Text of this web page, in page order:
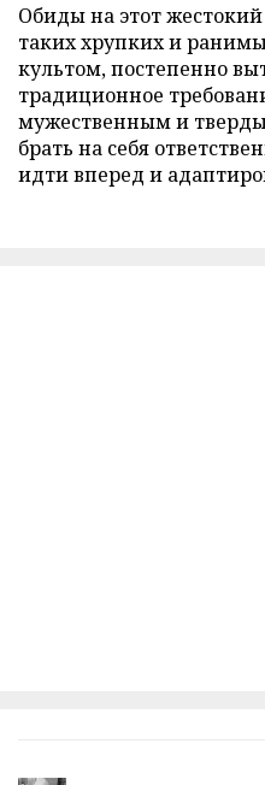
Обиды на этот
таких хрупких и
культом, постепенно
традиционное
мужественным и
брать на себя
идти вперед и